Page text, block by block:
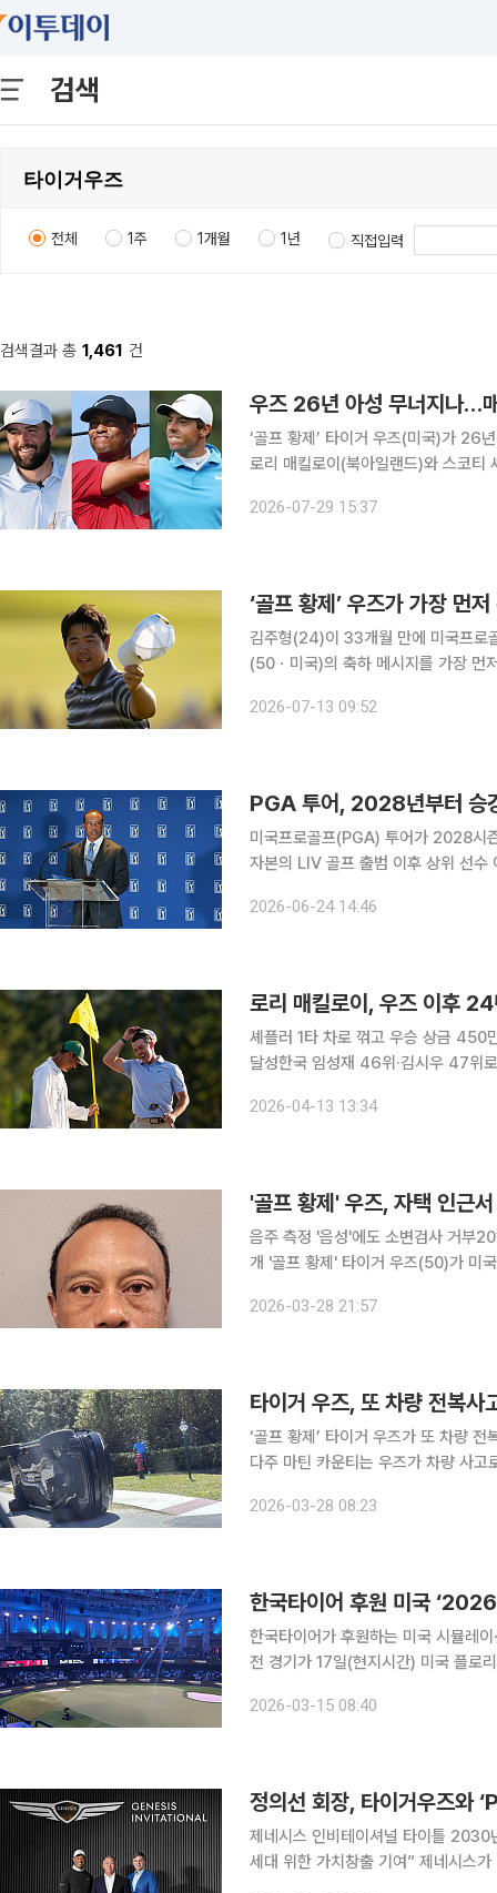
검색
전체 1주 1개월 1년 직접입력
검색결과 총 1,461 건
우즈 26년 아성 무너지나…
‘골프 황제’ 타이거 우즈(미국)가 26
로리 매킬로이(북아일랜드)와 스코티 셰플러(미
이는 1억1644만6772달러(약 1685
2026-07-29 15:37
‘골프 황제’ 우즈가 가장 먼
김주형(24)이 33개월 만에 미국프로
(50ㆍ미국)의 축하 메시지를 가장 먼저 받았다고 밝혔다. 김주
2026-07-13 09:52
PGA 투어, 2028년부터 승
미국프로골프(PGA) 투어가 2028시
자본의 LIV 골프 출범 이후 상위 선수
리즈'로 나누는 2부 체계를 발표했다.
2026-06-24 14:46
로리 매킬로이, 우즈 이후
셰플러 1타 차로 꺾고 우승 상금 450
달성한국 임성재 46위·김시우 47위로 대회 마감 세계랭킹 2위 로리 매킬
미국 조지아주 오거스타 내셔널 골프
2026-04-13 13:34
'골프 황제' 우즈, 자택 인근
음주 측정 '음성'에도 소변검사 거부
개 '골프 황제' 타이거 우즈(50)가 미국 플로리다주에서 차량 전복 사고를 낸 뒤 '음주 또는 약물 운
오후 2시께 자택 인근인 마틴 카운티
2026-03-28 21:57
타이거 우즈, 또 차량 전복사
‘골프 황제’ 타이거 우즈가 또 차량 전복사고를 당했다. 27일(현지
다주 마틴 카운티는 우즈가 차량 사고로 현재 구금
2026-03-28 08:23
한국타이어 후원 미국
한국타이어가 후원하는 미국 시뮬레
전 경기가 17일(현지시간) 미국 플로
Partner)’이자 ‘파운딩 파트너
2026-03-15 08:40
정의선 회장, 타이거우즈와
제네시스 인비테이셔널 타이틀 2030
세대 위한 가치창출 기여” 제네시스가 미국프로골프(PGA) 투어 대표 대회 ‘제네시스 인비테이셔